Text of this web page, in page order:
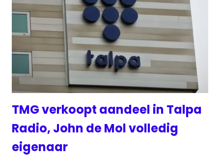
TMG verkoopt aandeel in Talpa
Radio, John de Mol volledig
eigenaar